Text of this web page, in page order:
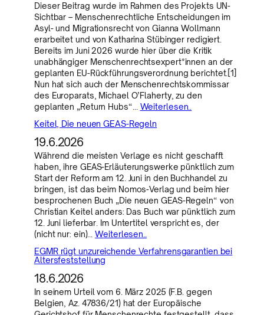
Dieser Beitrag wurde im Rahmen des Projekts UN-
Sichtbar – Menschenrechtliche Entscheidungen im
Asyl- und Migrationsrecht von Gianna Wollmann
erarbeitet und von Katharina Stübinger redigiert.
Bereits im Juni 2026 wurde hier über die Kritik
unabhängiger Menschenrechtsexpert*innen an der
geplanten EU-Rückführungsverordnung berichtet.[1]
Nun hat sich auch der Menschenrechtskommissar
des Europarats, Michael O’Flaherty, zu den
geplanten „Return Hubs“… Weiterlesen..
Keitel, Die neuen GEAS-Regeln
19.6.2026
Während die meisten Verlage es nicht geschafft
haben, ihre GEAS-Erläuterungswerke pünktlich zum
Start der Reform am 12. Juni in den Buchhandel zu
bringen, ist das beim Nomos-Verlag und beim hier
besprochenen Buch „Die neuen GEAS-Regeln“ von
Christian Keitel anders: Das Buch war pünktlich zum
12. Juni lieferbar. Im Untertitel verspricht es, der
(nicht nur: ein)…Weiterlesen..
EGMR rügt unzureichende Verfahrensgarantien bei
Altersfeststellung
18.6.2026
In seinem Urteil vom 6. März 2025 (F.B. gegen
Belgien, Az. 47836/21) hat der Europäische